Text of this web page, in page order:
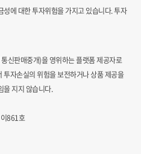
에 대한 투자위험을 가지고 있습니다.투자
신판매중개)을 영위하는 플랫폼 제공자로
자손실의 위험을 보전하거나 상품 제공을
을 지지 않습니다.
861호